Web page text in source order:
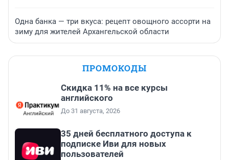
Одна банка — три вкуса: рецепт овощного ассорти на
зиму для жителей Архангельской области
ПРОМОКОДЫ
Скидка 11% на все курсы
английского
До 31 августа, 2026
35 дней бесплатного доступа к
подписке Иви для новых
пользователей